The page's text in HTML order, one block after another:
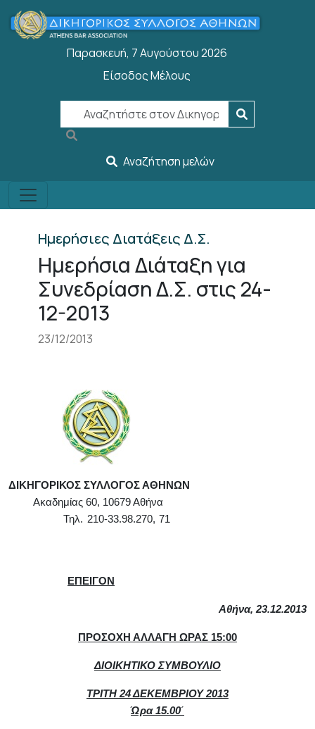
Παράκαμψη προς το κυρίως περιεχόμενο
Παρασκευή, 7 Αυγούστου 2026
User account menu
Είσοδος Μέλους
Αναζήτηση μελών
Ημερήσιες Διατάξεις Δ.Σ.
Ημερήσια Διάταξη για
Συνεδρίαση Δ.Σ. στις 24-
12-2013
23/12/2013
ΔΙΚΗΓΟΡΙΚΟΣ ΣΥΛΛΟΓΟΣ ΑΘΗΝΩΝ
Ακαδημίας 60, 10679 Αθήνα
Τηλ. 210-33.98.270, 71
ΕΠΕΙΓΟΝ
Αθήνα, 23.12.2013
ΠΡΟΣΟΧΗ ΑΛΛΑΓΗ ΩΡΑΣ 15:00
ΔΙΟΙΚΗΤΙΚΟ ΣΥΜΒΟΥΛΙΟ
ΤΡΙΤΗ 24 ΔΕΚΕΜΒΡΙΟΥ 2013
Ώρα 15.00΄